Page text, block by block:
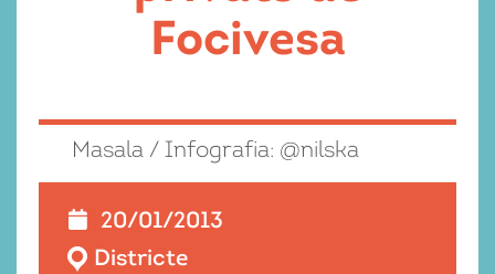
Focivesa
Masala / Infografia: @nilska
20/01/2013
Districte